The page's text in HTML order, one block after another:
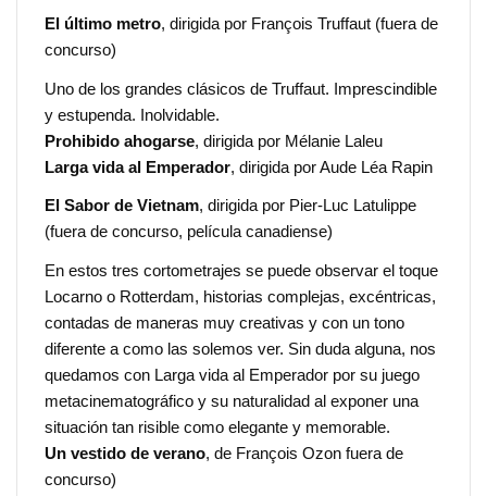
El último metro, dirigida por François Truffaut (fuera de
concurso)
Uno de los grandes clásicos de Truffaut. Imprescindible
y estupenda. Inolvidable.
Prohibido ahogarse, dirigida por Mélanie Laleu
Larga vida al Emperador, dirigida por Aude Léa Rapin
El Sabor de Vietnam, dirigida por Pier-Luc Latulippe
(fuera de concurso, película canadiense)
En estos tres cortometrajes se puede observar el toque
Locarno o Rotterdam, historias complejas, excéntricas,
contadas de maneras muy creativas y con un tono
diferente a como las solemos ver. Sin duda alguna, nos
quedamos con Larga vida al Emperador por su juego
metacinematográfico y su naturalidad al exponer una
situación tan risible como elegante y memorable.
Un vestido de verano, de François Ozon fuera de
concurso)